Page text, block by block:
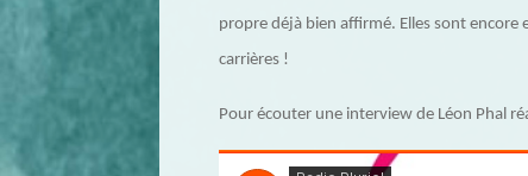
propre déjà bien affirmé. Elles sont
carrières !
Pour écouter une interview de Léon Phal